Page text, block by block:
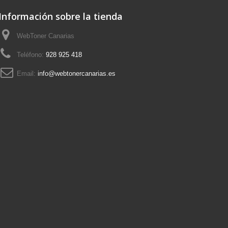
sobre la tienda
WebToner Canarias
Teléfono: 928 925 418
Email: info@webtonercanarias.es